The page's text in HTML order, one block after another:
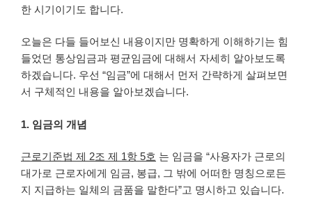
한 시기이기도 합니다.
오늘은 다들 들어보신 내용이지만 명확하게 이해하기는 힘
들었던 통상임금과 평균임금에 대해서 자세히 알아보도록
하겠습니다. 우선 “임금”에 대해서 먼저 간략하게 살펴보면
서 구체적인 내용을 알아보겠습니다.
1. 임금의 개념
근로기준법 제 2조 제 1항 5호 는 임금을 “사용자가 근로의
대가로 근로자에게 임금, 봉급, 그 밖에 어떠한 명칭으로든
지 지급하는 일체의 금품을 말한다”고 명시하고 있습니다.